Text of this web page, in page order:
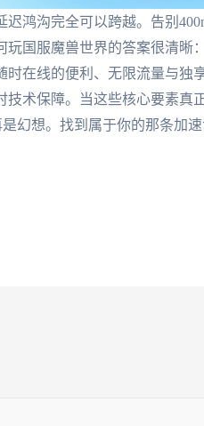
鸿沟完全可以跨越。告别
国服魔兽世界的答案很清晰
时在线的便利、无限流量与独
术保障。当这些核心要素真
幻想。找到属于你的那条加